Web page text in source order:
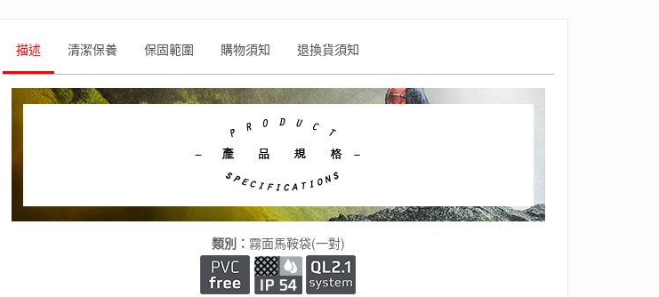
描述 清潔保養 保固範圍 購物須知 退換貨須知
類別： 霧面馬鞍袋(一對)